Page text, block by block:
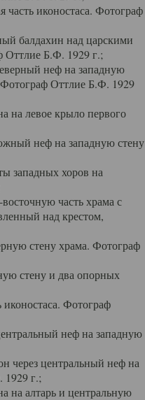
иконостаса. Фотограф
балдахин над царскими
Оттлие Б.Ф. 1929 г.;
неф на западную
Оттлие Б.Ф. 1929
на левое крыло первого
неф на западную стену
западных хоров на
часть храма с
над крестом,
стену храма. Фотограф
стену и два опорных
Фотограф
неф на западную
через центральный неф на
1929 г.;
на алтарь и центральную